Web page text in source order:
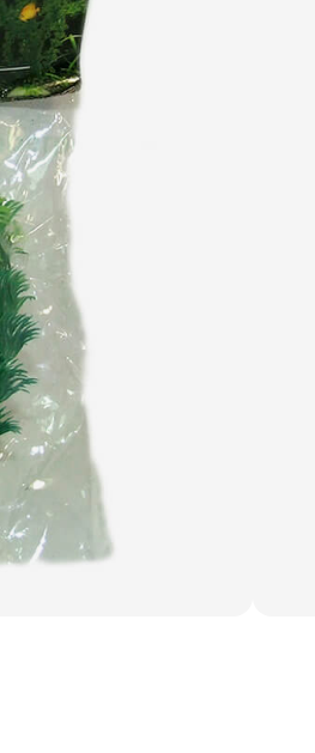
convingatoare pentru
Se îmbină în mod
și Decoruri